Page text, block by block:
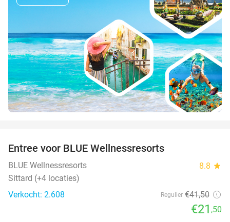
Entree voor BLUE Wellnessresorts
BLUE Wellnessresorts 8.8 star
Sittard (+4 locaties)
Verkocht: 2.608
Regulier €41,50
€21 ,50